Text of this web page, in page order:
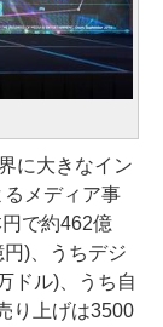
に大きなイン
メディア事
で約462億
)、うちデジ
ドル)、うち自
り上げは3500